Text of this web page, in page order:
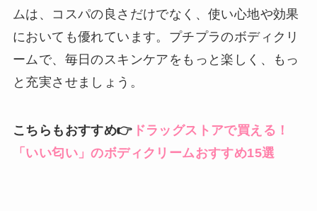
ムは、コスパの良さだけでなく、使い心地や効果
においても優れています。プチプラのボディクリ
ームで、毎日のスキンケアをもっと楽しく、もっ
と充実させましょう。
こちらもおすすめ👉 ドラッグストアで買える！
「いい匂い」のボディクリームおすすめ15選